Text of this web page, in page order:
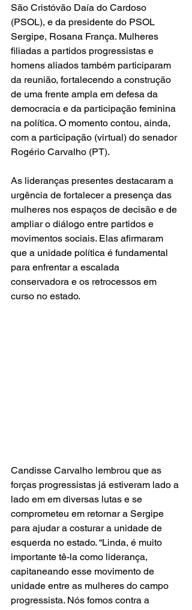
São Cristóvão Daía do Cardoso
(PSOL), e da presidente do PSOL
Sergipe, Rosana França. Mulheres
filiadas a partidos progressistas e
homens aliados também participaram
da reunião, fortalecendo a construção
de uma frente ampla em defesa da
democracia e da participação feminina
na política. O momento contou, ainda,
com a participação (virtual) do senador
Rogério Carvalho (PT).
As lideranças presentes destacaram a
urgência de fortalecer a presença das
mulheres nos espaços de decisão e de
ampliar o diálogo entre partidos e
movimentos sociais. Elas afirmaram
que a unidade política é fundamental
para enfrentar a escalada
conservadora e os retrocessos em
curso no estado.
Candisse Carvalho lembrou que as
forças progressistas já estiveram lado a
lado em em diversas lutas e se
comprometeu em retornar a Sergipe
para ajudar a costurar a unidade de
esquerda no estado. “Linda, é muito
importante tê-la como liderança,
capitaneando esse movimento de
unidade entre as mulheres do campo
progressista. Nós fomos contra a